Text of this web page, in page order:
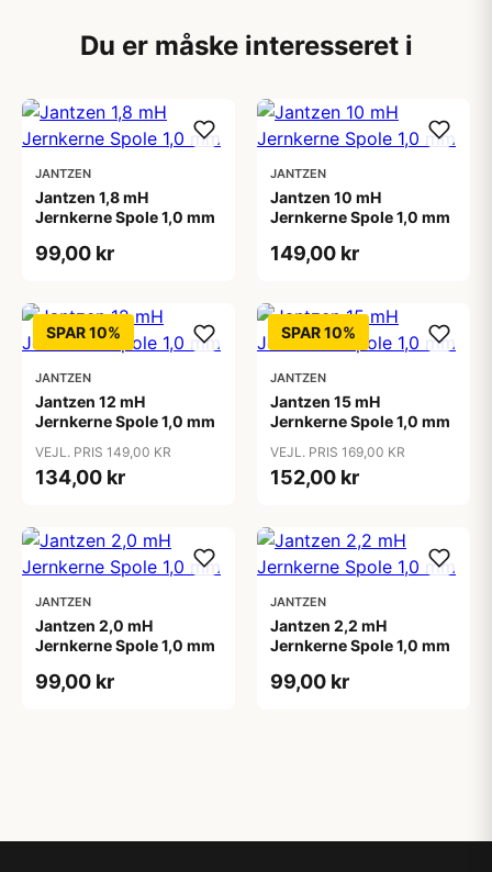
Du er måske interesseret i
JANTZEN
Jantzen 1,8 mH
Jernkerne Spole 1,0 mm
99,00 kr
JANTZEN
Jantzen 10 mH
Jernkerne Spole 1,0 mm
149,00 kr
SPAR 10%
JANTZEN
Jantzen 12 mH
Jernkerne Spole 1,0 mm
VEJL. PRIS 149,00 KR
134,00 kr
SPAR 10%
JANTZEN
Jantzen 15 mH
Jernkerne Spole 1,0 mm
VEJL. PRIS 169,00 KR
152,00 kr
JANTZEN
Jantzen 2,0 mH
Jernkerne Spole 1,0 mm
99,00 kr
JANTZEN
Jantzen 2,2 mH
Jernkerne Spole 1,0 mm
99,00 kr